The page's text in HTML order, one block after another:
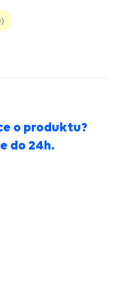
o produktu?
do 24h.